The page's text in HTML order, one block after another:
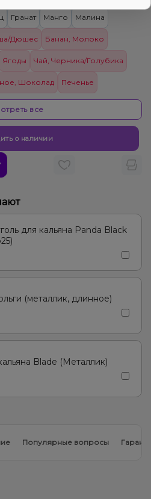
Гранат Манго Малина
Дюшес Банан, Молоко
Ягоды Чай, Черника/Голубика
Шоколад Печенье
Ананас Апельсин, Лимон
все
о наличии
для кальяна Panda Black
(металлик, длинное)
Blade (Металлик)
Популярные вопросы